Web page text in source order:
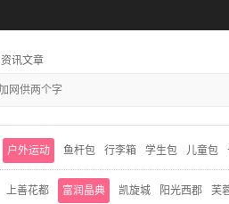
资讯文章
户外运动 鱼杆包 行李箱 学生包 儿童包
上善花都 富润晶典 凯旋城 阳光西郡 芙